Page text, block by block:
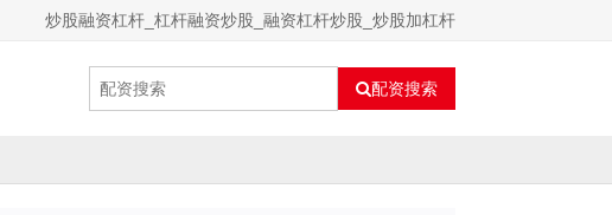
炒股融资杠杆_杠杆融资炒股_融资杠杆炒股_炒股加杠杆
配资搜索